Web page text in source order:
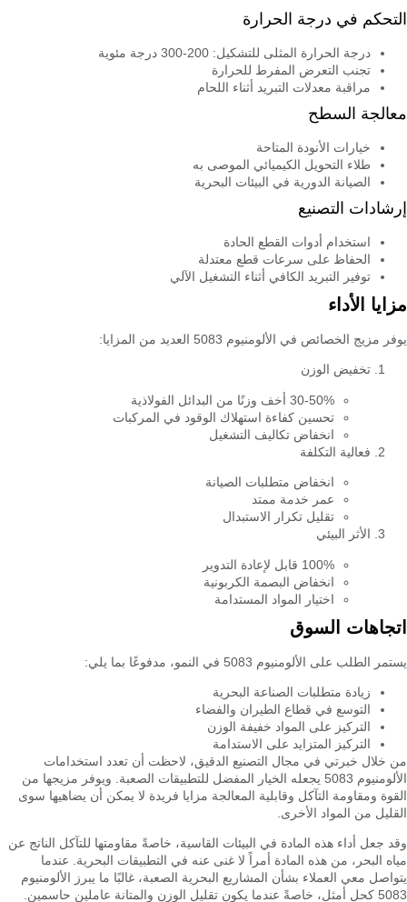
التحكم في درجة الحرارة
درجة الحرارة المثلى للتشكيل: 200-300 درجة مئوية
تجنب التعرض المفرط للحرارة
مراقبة معدلات التبريد أثناء اللحام
معالجة السطح
خيارات الأنودة المتاحة
طلاء التحويل الكيميائي الموصى به
الصيانة الدورية في البيئات البحرية
إرشادات التصنيع
استخدام أدوات القطع الحادة
الحفاظ على سرعات قطع معتدلة
توفير التبريد الكافي أثناء التشغيل الآلي
مزايا الأداء
يوفر مزيج الخصائص في الألومنيوم 5083 العديد من المزايا:
تخفيض الوزن
30-50% أخف وزنًا من البدائل الفولاذية
تحسين كفاءة استهلاك الوقود في المركبات
انخفاض تكاليف التشغيل
فعالية التكلفة
انخفاض متطلبات الصيانة
عمر خدمة ممتد
تقليل تكرار الاستبدال
الأثر البيئي
100% قابل لإعادة التدوير
انخفاض البصمة الكربونية
اختيار المواد المستدامة
اتجاهات السوق
يستمر الطلب على الألومنيوم 5083 في النمو، مدفوعًا بما يلي:
زيادة متطلبات الصناعة البحرية
التوسع في قطاع الطيران والفضاء
التركيز على المواد خفيفة الوزن
التركيز المتزايد على الاستدامة
من خلال خبرتي في مجال التصنيع الدقيق، لاحظت أن تعدد استخدامات
الألومنيوم 5083 يجعله الخيار المفضل للتطبيقات الصعبة. ويوفر مزيجها من
القوة ومقاومة التآكل وقابلية المعالجة مزايا فريدة لا يمكن أن يضاهيها سوى
القليل من المواد الأخرى.
وقد جعل أداء هذه المادة في البيئات القاسية، خاصةً مقاومتها للتآكل الناتج عن
مياه البحر، من هذه المادة أمراً لا غنى عنه في التطبيقات البحرية. عندما
يتواصل معي العملاء بشأن المشاريع البحرية الصعبة، غالبًا ما يبرز الألومنيوم
5083 كحل أمثل، خاصةً عندما يكون تقليل الوزن والمتانة عاملين حاسمين.